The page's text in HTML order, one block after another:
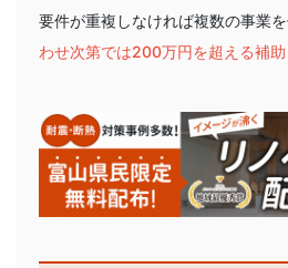
要件が重複しなければ複数の事業を
わせ次第では200万円を超える補